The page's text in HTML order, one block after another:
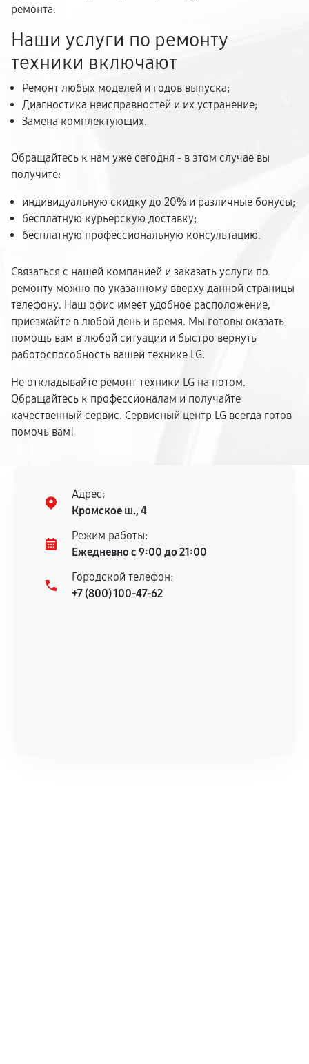
ремонта.
Наши услуги по ремонту
техники включают
Ремонт любых моделей и годов выпуска;
Диагностика неисправностей и их устранение;
Замена комплектующих.
Обращайтесь к нам уже сегодня - в этом случае вы
получите:
индивидуальную скидку до 20% и различные бонусы;
бесплатную курьерскую доставку;
бесплатную профессиональную консультацию.
Связаться с нашей компанией и заказать услуги по
ремонту можно по указанному вверху данной страницы
телефону. Наш офис имеет удобное расположение,
приезжайте в любой день и время. Мы готовы оказать
помощь вам в любой ситуации и быстро вернуть
работоспособность вашей технике LG.
Не откладывайте ремонт техники LG на потом.
Обращайтесь к профессионалам и получайте
качественный сервис. Сервисный центр LG всегда готов
помочь вам!
Адрес:
Кромское ш., 4
Режим работы:
Ежедневно с 9:00 до 21:00
Городской телефон:
+7 (800) 100-47-62